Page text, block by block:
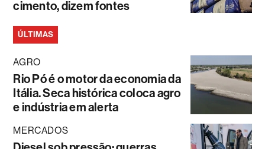
cimento, dizem fontes
ÚLTIMAS
AGRO
Rio Pó é o motor da economia da
Itália. Seca histórica coloca agro
e indústria em alerta
MERCADOS